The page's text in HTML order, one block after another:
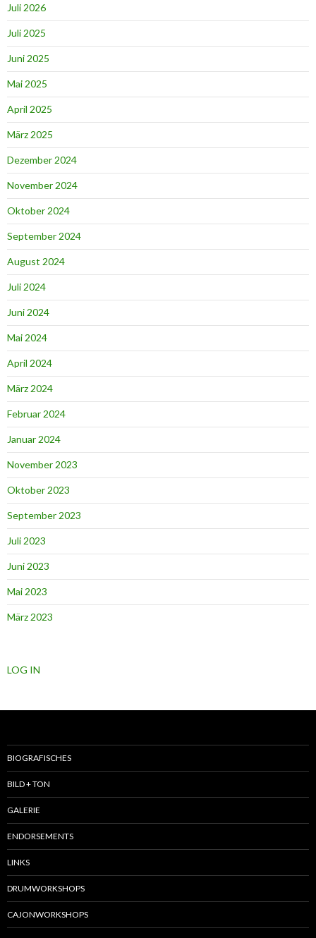
Juli 2026
Juli 2025
Juni 2025
Mai 2025
April 2025
März 2025
Dezember 2024
November 2024
Oktober 2024
September 2024
August 2024
Juli 2024
Juni 2024
Mai 2024
April 2024
März 2024
Februar 2024
Januar 2024
November 2023
Oktober 2023
September 2023
Juli 2023
Juni 2023
Mai 2023
März 2023
LOG IN
BIOGRAFISCHES
BILD + TON
GALERIE
ENDORSEMENTS
LINKS
DRUMWORKSHOPS
CAJONWORKSHOPS